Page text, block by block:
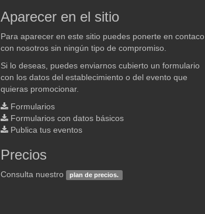
Aparecer en el sitio
Para aparecer en este sitio puedes ponerte en contaco
con nosotros sin ningún tipo de compromiso.
Si lo deseas, puedes enviarnos cubierto un formulario
con los datos del establecimiento o del evento que
quieras promocionar.
Formularios
Formularios con datos básicos
Publica tus eventos
Precios
Consulta nuestro plan de precios.